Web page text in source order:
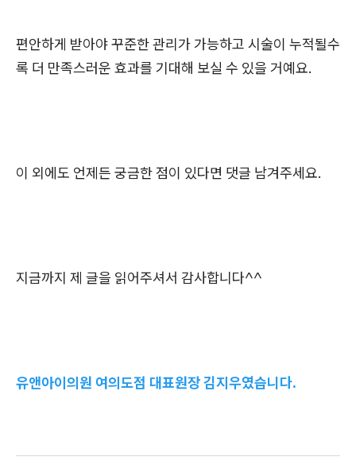
편안하게 받아야 꾸준한 관리가 가능하고 시술이 누적될수
록 더 만족스러운 효과를 기대해 보실 수 있을 거예요.
이 외에도 언제든 궁금한 점이 있다면 댓글 남겨주세요.
지금까지 제 글을 읽어주셔서 감사합니다^^
유앤아이의원 여의도점 대표원장 김지우였습니다.